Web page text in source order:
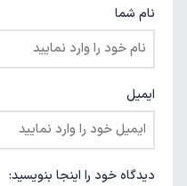
نام شما
ایمیل
دیدگاه خود را اینجا بنویسید: